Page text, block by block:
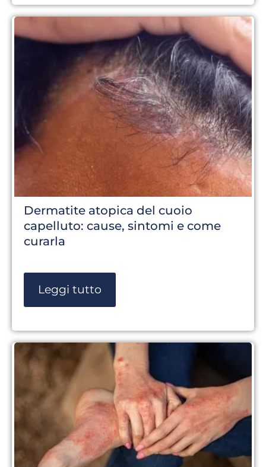
Dermatite atopica del cuoio
capelluto: cause, sintomi e come
curarla
Leggi tutto